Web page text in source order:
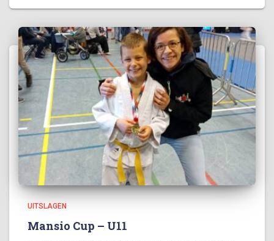
UITSLAGEN
Mansio Cup – U11